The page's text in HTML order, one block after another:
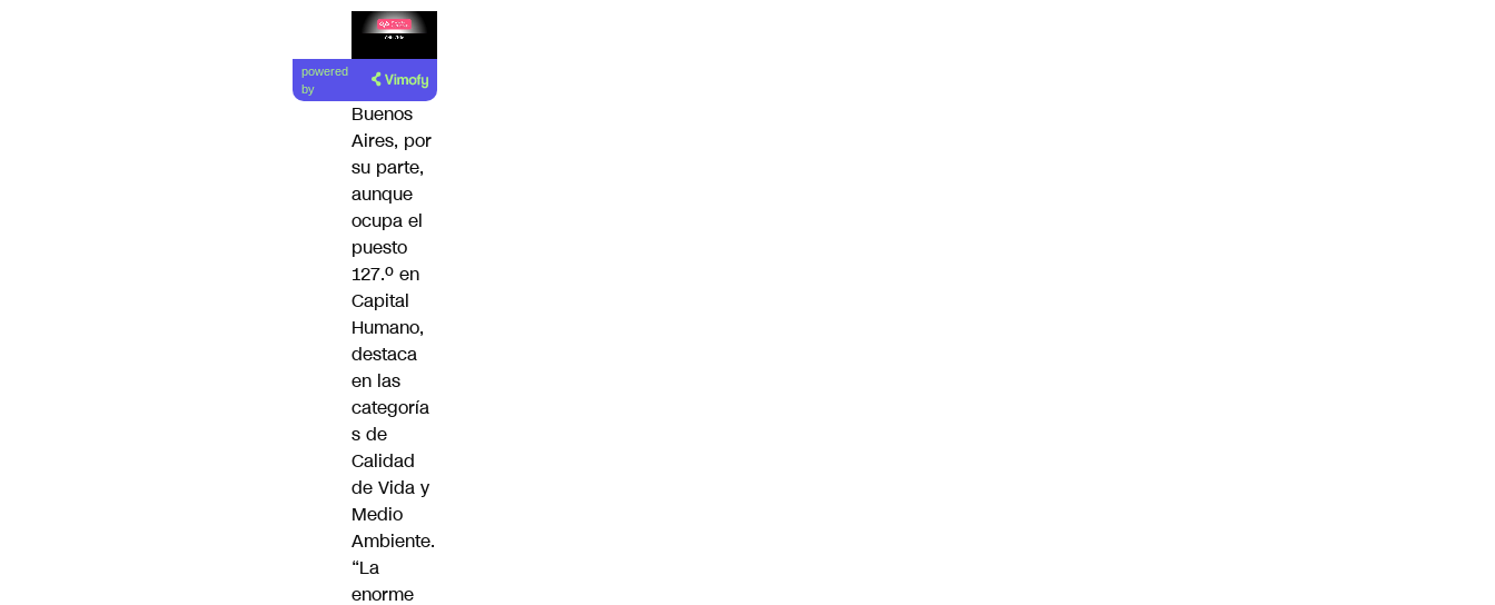
Lea el
artículo
powered
by
Buenos
Aires, por
su parte,
aunque
ocupa el
puesto
127.º en
Capital
Humano,
destaca
en las
categoría
s de
Calidad
de Vida y
Medio
Ambiente.
“La
enorme